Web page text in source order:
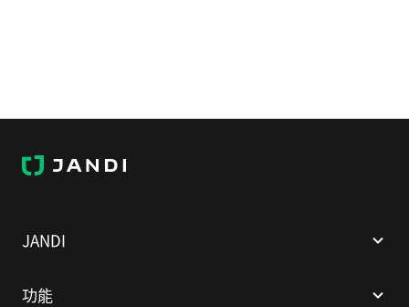
J
A
JANDI
功能